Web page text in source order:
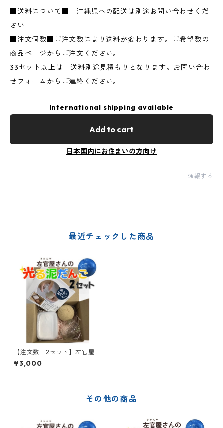
■送料について■ 沖縄県への配送は別途お問い合わせくだ
さい
■注文個数■ご注文数により送料が変わります。ご希望数の
商品ページからご注文ください。
33セット以上は 送料別途見積もりとなります。お問い合わ
せフォームからご連絡ください。
International shipping available
Add to cart
日本国内にお住まいの方向け
通報する
最近チェックした商品
【注文数 2セット】左官屋さ
んの光る泥だんご
¥3,000
その他の商品